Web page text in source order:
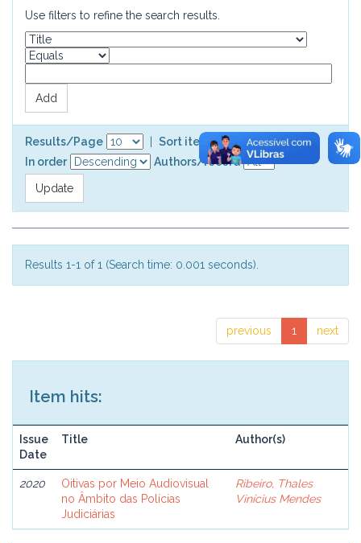
Use filters to refine the search results.
Results/Page
Sort items by
In order
Authors/record
Results 1-1 of 1 (Search time: 0.001 seconds).
previous 1 next
Item hits:
Issue
Date
Title Author(s)
2020
Oitivas por Meio Audiovisual
no Âmbito das Polícias
Judiciárias
Ribeiro, Thales
Vinícius Mendes